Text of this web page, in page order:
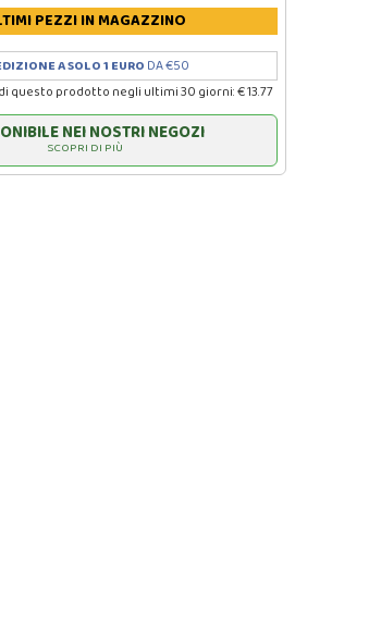
PEZZIIN MAGAZZINO
A SOLO 1 EURO DA €50
questo prodotto negli ultimi 30 giorni: € 13.77
NEI NOSTRI NEGOZI
SCOPRI DI PIÙ